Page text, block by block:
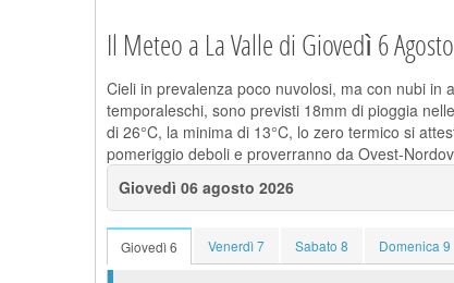
Il Meteo a La Valle di Giovedì 6 Agosto
Cieli in prevalenza poco nuvolosi, ma con nubi
temporaleschi, sono previsti 18mm di pioggia
di 26°C, la minima di 13°C, lo zero termico si
pomeriggio deboli e proverranno da Ovest-
Giovedì 06 agosto 2026
Giovedì 6 Venerdì 7 Sabato 8 Domenica 9